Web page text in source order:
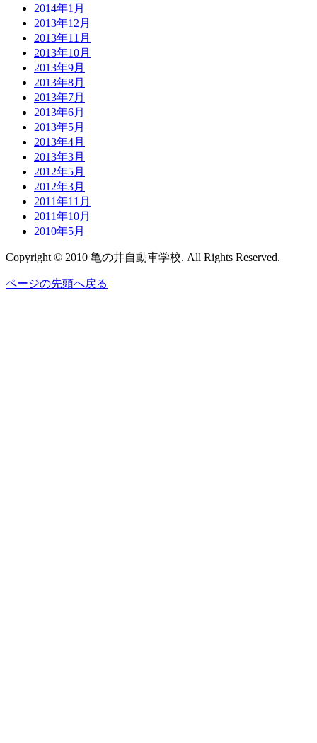
2014年1月
2013年12月
2013年11月
2013年10月
2013年9月
2013年8月
2013年7月
2013年6月
2013年5月
2013年4月
2013年3月
2012年5月
2012年3月
2011年11月
2011年10月
2010年5月
Copyright © 2010 亀の井自動車学校. All Rights Reserved.
ページの先頭へ戻る